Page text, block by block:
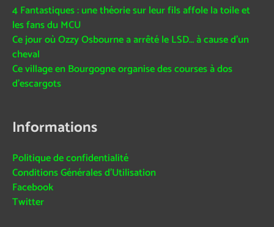
4 Fantastiques : une théorie sur leur fils affole la toile et
les fans du MCU
Ce jour où Ozzy Osbourne a arrêté le LSD… à cause d’un
cheval
Ce village en Bourgogne organise des courses à dos
d’escargots
Informations
Politique de confidentialité
Conditions Générales d’Utilisation
Facebook
Twitter